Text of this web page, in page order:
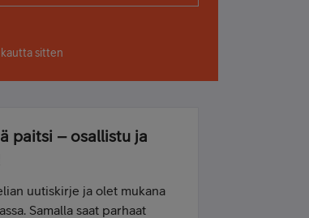
sitten
paitsi – osallistu ja
uutiskirje ja olet mukana
Samalla saat parhaat